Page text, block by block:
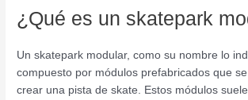
¿Qué es un skatepark
Un skatepark modular, como su nombre lo
compuesto por módulos prefabricados que
crear una pista de skate. Estos módulos